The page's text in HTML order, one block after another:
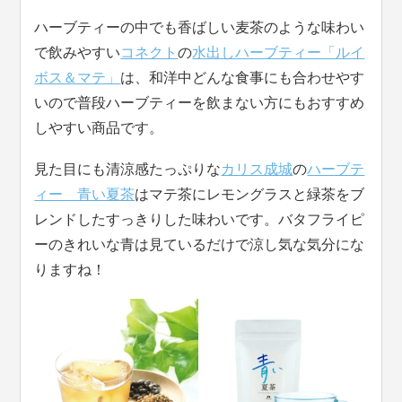
ハーブティーの中でも香ばしい麦茶のような味わい
で飲みやすいコネクトの水出しハーブティー「ルイ
ボス＆マテ」 は、和洋中どんな食事にも合わせやす
いので普段ハーブティーを飲まない方にもおすすめ
しやすい商品です。
見た目にも清涼感たっぷりなカリス成城のハーブテ
ィー 青い夏茶はマテ茶にレモングラスと緑茶をブ
レンドしたすっきりした味わいです。バタフライピ
ーのきれいな青は見ているだけで涼し気な気分にな
りますね！